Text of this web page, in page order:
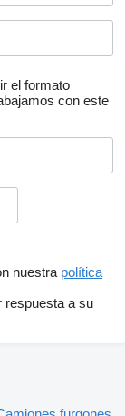
el formato
con este
nuestra política
respuesta a su